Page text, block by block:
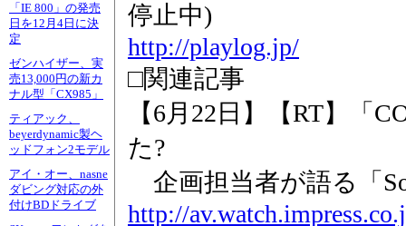
「IE 800」の発売
日を12月4日に決
定
ゼンハイザー、実
売13,000円の新カ
ナル型「CX985」
ティアック、
beyerdynamic製ヘ
ッドフォン2モデル
アイ・オー、nasne
ダビング対応の外
付けBDドライブ
停止中)
http://playlog.jp/
□関連記事
【6月22日】【RT】「
た?
企画担当者が語る「
http://